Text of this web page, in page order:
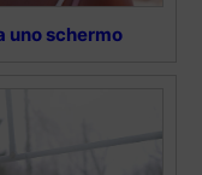
uno schermo